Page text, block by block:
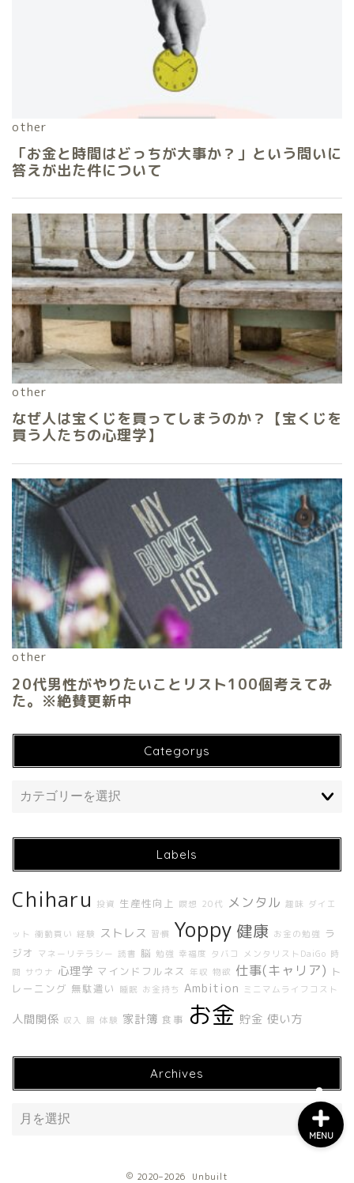
Categorys
Labels
Chiharu 投資 生産性向上 瞑想 20代 メンタル 趣味 ダイエ
ット 衝動買い 経験 ストレス 習慣 Yoppy 健康 お金の勉強
ラ
ジオ
マネーリテラシー 読書 脳 勉強 幸福度 タバコ メンタリストDaiGo 時
間 サウナ 心理学 マインドフルネス 年収 物欲 仕事(キャリア) ト
レーニング 無駄遣い 睡眠 お金持ち Ambition ミニマムライフコスト
人間関係 収入 腸 体験 家計簿 食事 お金 貯金 使い方
Archives
2020–2026 Unbuilt
MENU
ホーム
About Me
About UNBUILT RADIO